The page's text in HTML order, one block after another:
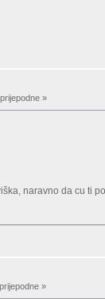
»
, naravno da cu ti
»